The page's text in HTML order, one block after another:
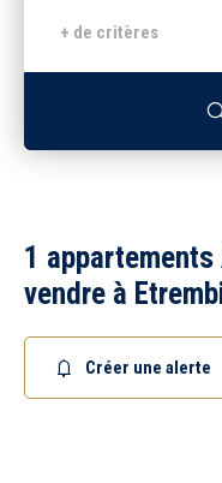
+ de critères
1
vendre à
Créer une alerte